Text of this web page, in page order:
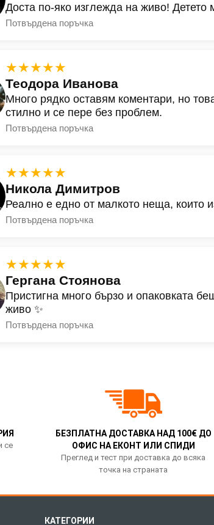
Доста по-яко изглежда на живо! Детето
Потвърдена поръчка
★★★★★
Теодора Иванова
Много рядко оставям коментари, но
стилно и се пере без проблем.
Потвърдена поръчка
★★★★★
Никола Димитров
Реално е едно от малкото неща, които
Потвърдена поръчка
★★★★★
Гергана Стоянова
Пристигна много бързо и опаковката
живо ✨
Потвърдена поръчка
се
БЕЗПЛАТНА ДОСТАВКА НАД 100€ ДО
ОФИС НА ЕКОНТ ИЛИ СПИДИ
Преглед и тест при доставка до всяка
точка на страната
КАТЕГОРИИ